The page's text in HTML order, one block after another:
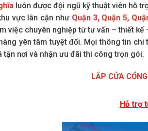
luôn được đội ngũ kỹ thuật viên hỗ
vực lân cận như Quận 3, Quận 5,
việc chuyên nghiệp từ tư vấn – thiết
yên tâm tuyệt đối. Mọi thông tin chi
tận nơi và nhận ưu đãi thi công trọn gói.
LẮP CỬA
Hỗ trợ